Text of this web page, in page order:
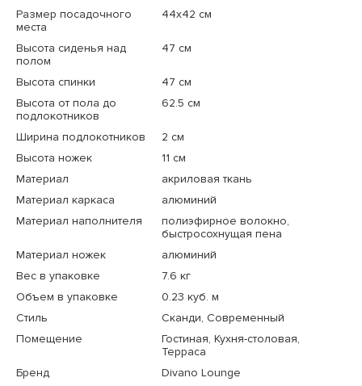
Размер посадочного
места
44х42 см
Высота сиденья над
полом
47 см
Высота спинки
47 см
Высота от пола до
подлокотников
62.5 см
Ширина подлокотников
2 см
Высота ножек
11 см
Материал
акриловая ткань
Материал каркаса
алюминий
Материал наполнителя
полиэфирное волокно,
быстросохнущая пена
Материал ножек
алюминий
Вес в упаковке
7.6 кг
Объем в упаковке
0.23 куб. м
Стиль
Сканди, Современный
Помещение
Гостиная, Кухня-столовая,
Терраса
Бренд
Divano Lounge